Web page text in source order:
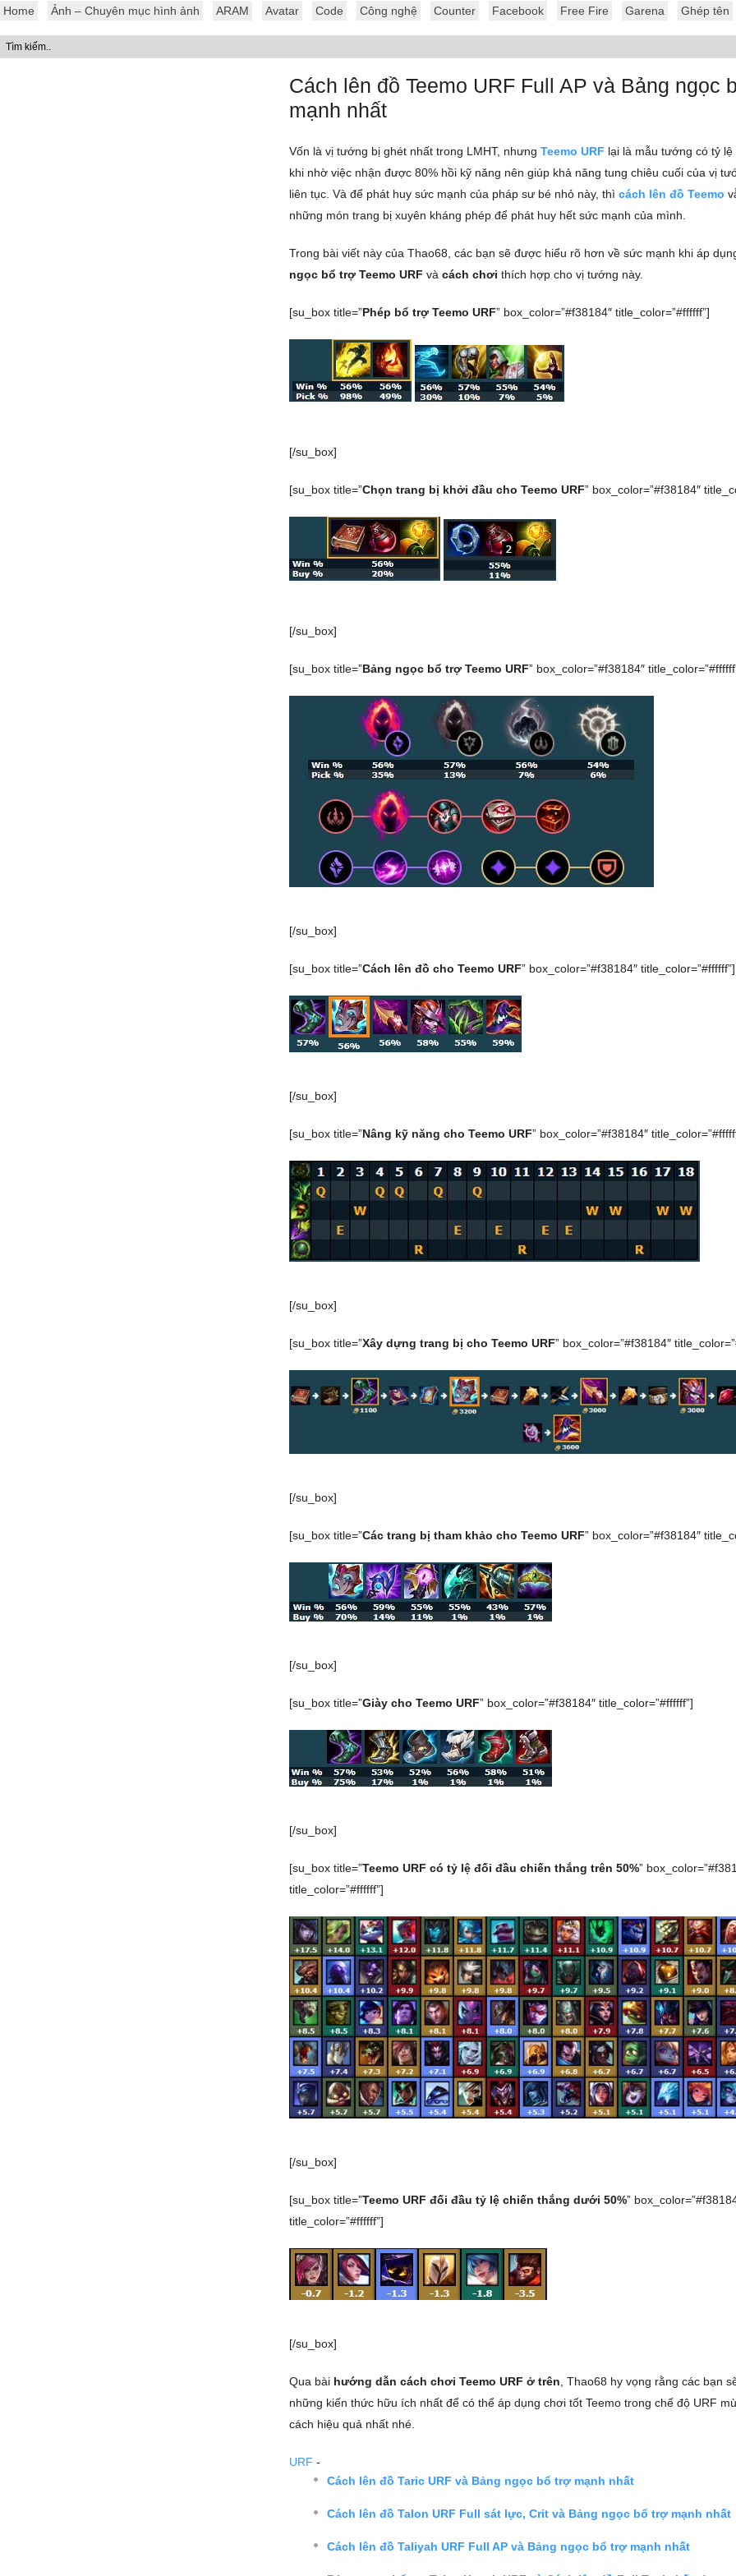
Home Ảnh – Chuyên mục hình ảnh ARAM Avatar Code Công nghệ Counter Facebook Free Fire Garena Ghép tên
Cách lên đồ Teemo URF Full AP và Bảng ngọc
mạnh nhất
Vốn là vị tướng bị ghét nhất trong LMHT, nhưng Teemo URF lại là mẫu tướng có tỷ
khi nhờ việc nhận được 80% hồi kỹ năng nên giúp khả năng tung chiêu cuối của vị
liên tục. Và để phát huy sức mạnh của pháp sư bé nhỏ này, thì cách lên đồ Teemo
những món trang bị xuyên kháng phép để phát huy hết sức mạnh của mình.
Trong bài viết này của Thao68, các bạn sẽ được hiểu rõ hơn về sức mạnh khi áp
ngọc bổ trợ Teemo URF và cách chơi thích hợp cho vị tướng này.
[su_box title=”Phép bổ trợ Teemo URF” box_color=”#f38184″ title_color=”#ffffff”]
[/su_box]
[su_box title=”Chọn trang bị khởi đầu cho Teemo URF” box_color=”#f38184″
[/su_box]
[su_box title=”Bảng ngọc bổ trợ Teemo URF” box_color=”#f38184″
[/su_box]
[su_box title=”Cách lên đồ cho Teemo URF” box_color=”#f38184″ title_color=”#ffffff”]
[/su_box]
[su_box title=”Nâng kỹ năng cho Teemo URF” box_color=”#f38184″
[/su_box]
[su_box title=”Xây dựng trang bị cho Teemo URF” box_color=”#f38184″
[/su_box]
[su_box title=”Các trang bị tham khảo cho Teemo URF” box_color=”#f38184″
[/su_box]
[su_box title=”Giày cho Teemo URF” box_color=”#f38184″ title_color=”#ffffff”]
[/su_box]
[su_box title=”Teemo URF có tỷ lệ đối đầu chiến thắng trên 50%”
title_color=”#ffffff”]
[/su_box]
[su_box title=”Teemo URF đối đầu tỷ lệ chiến thắng dưới 50%”
title_color=”#ffffff”]
[/su_box]
Qua bài hướng dẫn cách chơi Teemo URF ở trên , Thao68 hy vọng rằng các bạn
những kiến thức hữu ích nhất để có thể áp dụng chơi tốt Teemo trong chế độ URF
cách hiệu quả nhất nhé.
URF -
Cách lên đồ Taric URF và Bảng ngọc bổ trợ mạnh nhất
Cách lên đồ Talon URF Full sát lực, Crit và Bảng ngọc bổ trợ mạnh nhất
Cách lên đồ Taliyah URF Full AP và Bảng ngọc bổ trợ mạnh nhất